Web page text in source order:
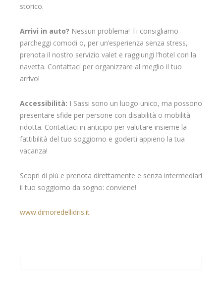
storico.
Arrivi in auto? Nessun problema! Ti consigliamo
parcheggi comodi o, per un’esperienza senza stress,
prenota il nostro servizio valet e raggiungi l’hotel con la
navetta. Contattaci per organizzare al meglio il tuo
arrivo!
Accessibilità: I Sassi sono un luogo unico, ma possono
presentare sfide per persone con disabilità o mobilità
ridotta. Contattaci in anticipo per valutare insieme la
fattibilità del tuo soggiorno e goderti appieno la tua
vacanza!
Scopri di più e prenota direttamente e senza intermediari
il tuo soggiorno da sogno: conviene!
www.dimoredellidris.it